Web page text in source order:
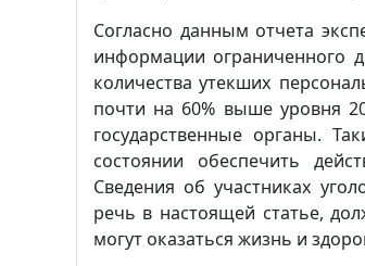
Согласно данным отчета
информации ограниченного
количества утекших
почти на 60% выше уровня
государственные органы.
состоянии обеспечить
Сведения об участниках
речь в настоящей статье,
могут оказаться жизнь и